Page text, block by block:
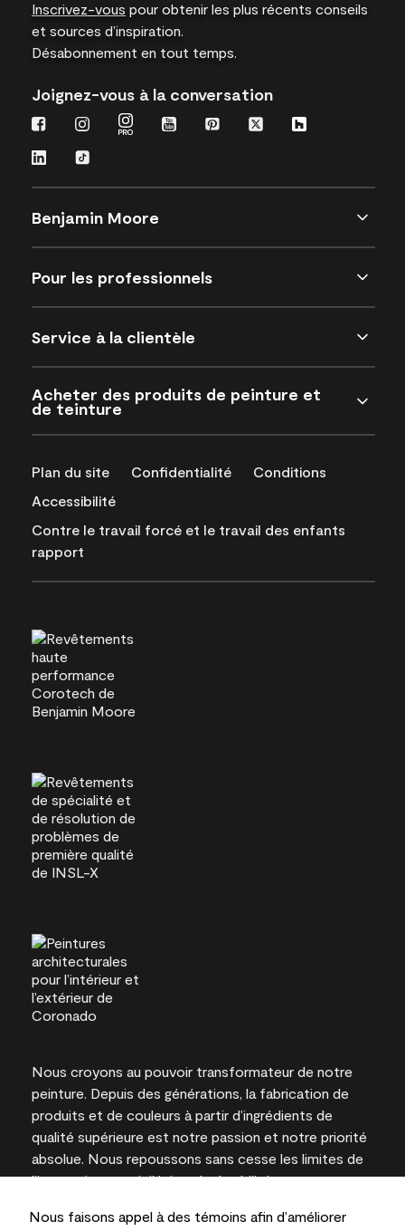
Nous faisons appel à des témoins afin d’améliorer
Inscrivez-vous pour obtenir les plus récents conseils
et sources d’inspiration.
Désabonnement en tout temps.
Joignez-vous à la conversation
Benjamin Moore
Pour les professionnels
Service à la clientèle
Acheter des produits de peinture et
de teinture
Plan du site Confidentialité
Conditions
Accessibilité
Contre le travail forcé et le travail des enfants
rapport
Nous croyons au pouvoir transformateur de notre
peinture. Depuis des générations, la fabrication de
produits et de couleurs à partir d’ingrédients de
qualité supérieure est notre passion et notre priorité
absolue. Nous repoussons sans cesse les limites de
l’innovation et privilégions la durabilité pour
l’expertise locale.